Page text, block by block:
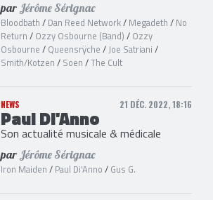
par Jérôme Sérignac
Bloodbath / Dan Reed Network/ Megadeth / No
Return / Ozzy Osbourne (Band) / Ozzy
Osbourne / Queensrÿche /Joe Satriani /
Smith/Kotzen / Soen /The Cult
NEWS 21 DÉC. 2022, 18:16
Paul Di'Anno
Son actualité musicale & médicale
par Jérôme Sérignac
Iron Maiden / Paul Di'Anno / Gus G.